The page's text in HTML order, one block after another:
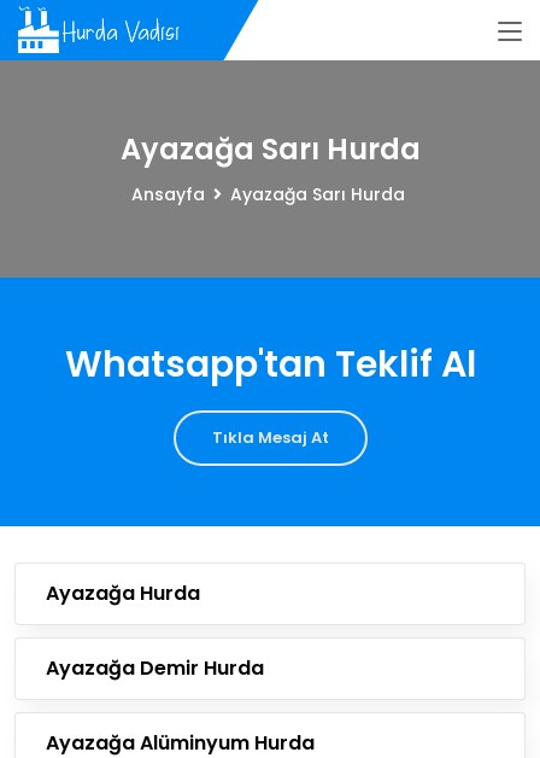
Ayazağa Sarı Hurda
Ansayfa Ayazağa Sarı Hurda
Whatsapp'tan Teklif Al
Tıkla Mesaj At
Ayazağa Hurda
Ayazağa Demir Hurda
Ayazağa Alüminyum Hurda